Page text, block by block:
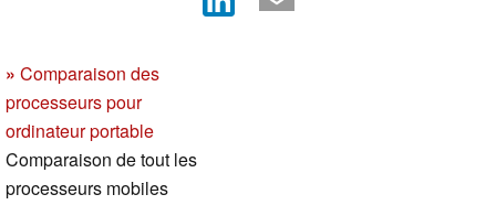
» Comparaison des
processeurs pour
ordinateur portable
Comparaison de tout les
processeurs mobiles